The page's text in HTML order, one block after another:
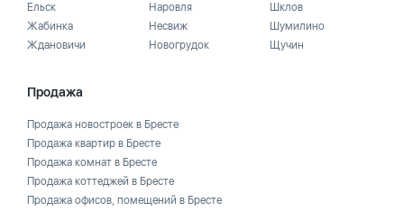
Ельск
Жабинка
Ждановичи
Наровля
Несвиж
Новогрудок
Шклов
Шумилино
Щучин
Продажа
Продажа новостроек в Бресте
Продажа квартир в Бресте
Продажа комнат в Бресте
Продажа коттеджей в Бресте
Продажа офисов, помещений в Бресте